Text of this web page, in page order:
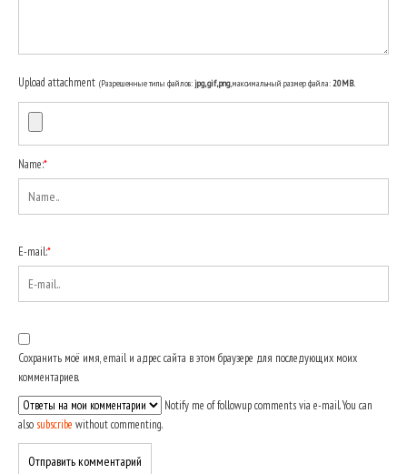
Upload attachment (Разрешенные типы файлов:jpg, gif, png, максимальный размер файла:20MB.
Name:*
E-mail:*
Сохранить моё имя, email и адрес сайта в этом браузере для последующих моих
комментариев.
Notify me of followup comments via e-mail. You can
also subscribe without commenting.